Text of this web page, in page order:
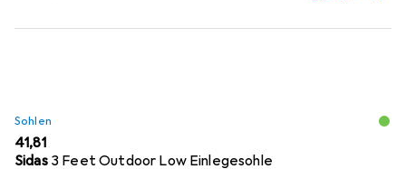
Sohlen
EUR
41,81
Sidas 3 Feet Outdoor Low Einlegesohle